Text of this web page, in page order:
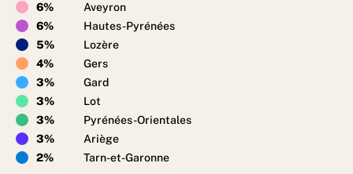
6%
Aveyron
6%
Hautes-Pyrénées
5%
Lozère
4%
Gers
3%
Gard
3%
Lot
3%
Pyrénées-Orientales
3%
Ariège
2%
Tarn-et-Garonne